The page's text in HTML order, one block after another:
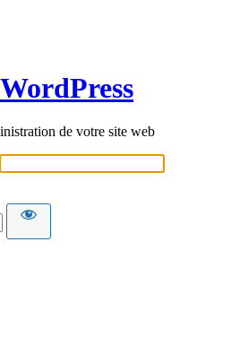
de votre site web